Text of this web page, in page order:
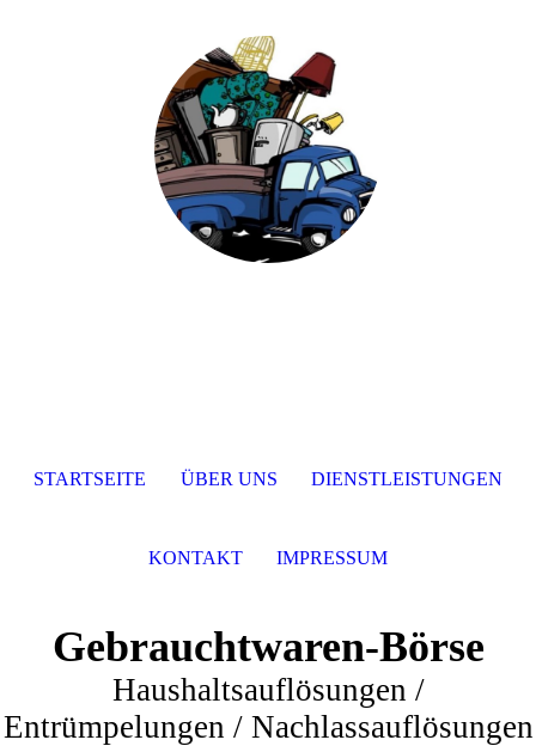
Gebrauchtwaren-Börse
Haushaltsauflösungen /
Entrümpelungen / Nachlassauflösungen
STARTSEITE ÜBER UNS DIENSTLEISTUNGEN
KONTAKT IMPRESSUM